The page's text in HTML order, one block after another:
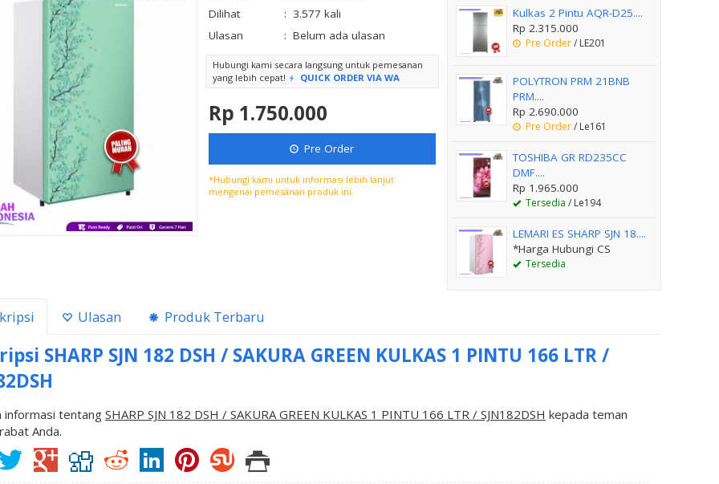
Dilihat
: 3.577 kali
Ulasan
: Belum ada ulasan
Hubungi kami secara langsung untuk pemesanan
yang lebih cepat!
QUICK ORDER VIA WA
Rp 1.750.000
Pre Order
*Hubungi kami untuk informasi lebih lanjut
mengenai pemesanan produk ini.
Kulkas 2 Pintu AQR-D25....
Rp 2.315.000
Pre Order/ LE201
POLYTRON PRM 21BNB
PRM....
Rp 2.690.000
Pre Order/ Le161
TOSHIBA GR RD235CC
DMF....
Rp 1.965.000
Tersedia / Le194
LEMARI ES SHARP SJN 18....
*Harga Hubungi CS
Tersedia
Ulasan Produk Terbaru
SHARP SJN 182 DSH / SAKURA GREEN KULKAS 1 PINTU 166 LTR /
informasi tentangSHARP SJN 182 DSH / SAKURA GREEN KULKAS 1 PINTU 166 LTR / SJN182DSH kepada teman
Anda.